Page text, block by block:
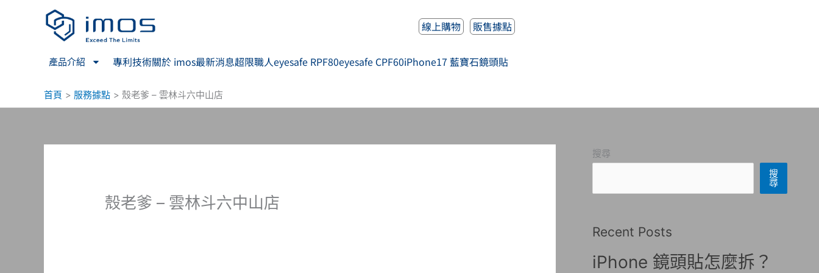
線上購物 販售據點
產品介紹 專利技術關於 imos最新消息超限職人eyesafe RPF80eyesafe CPF60iPhone17 藍寶石鏡頭貼
首頁 服務據點 殼老爹 – 雲林斗六中山店
殼老爹 – 雲林斗六中山店
搜尋
搜
尋
Recent Posts
iPhone 鏡頭貼怎麼拆？